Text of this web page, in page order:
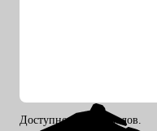
Доступно 200 символов.